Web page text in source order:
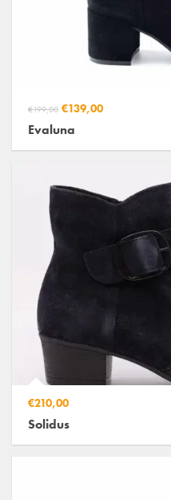
€199,00 €139,00
Evaluna
€210,00
Solidus